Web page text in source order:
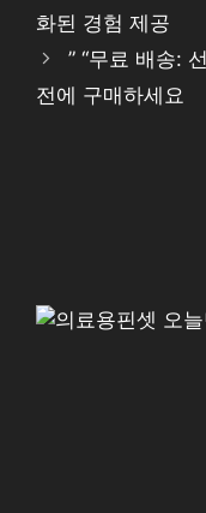
화된 경험 제공
” “무료 배송:
전에 구매하세요